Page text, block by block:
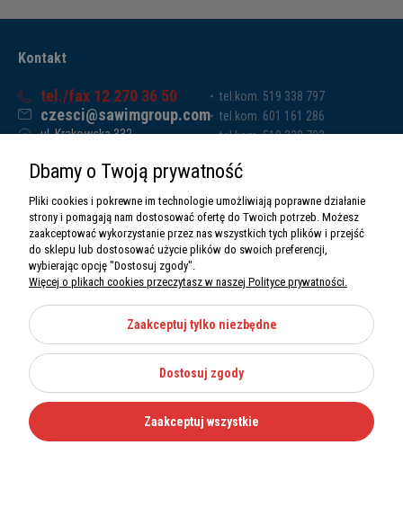
Kontakt
tel./fax 12 270 36 50
czesci@sawimgroup.com
ul. Krakowska 332,
Sawim Group Mariusz Zdyb sp. k.
NIP: 5130284470
REGON: 5246591010
tel.kom. 519 338 797
tel.kom. 601 161 286
tel.kom. 519 338 793
O nas
Informacje
Moje konto
Kategorie
Dbamy o Twoją prywatność
Pliki cookies i pokrewne im technologie umożliwiają poprawne działanie
strony i pomagają nam dostosować ofertę do Twoich potrzeb. Możesz
zaakceptować wykorzystanie przez nas wszystkich tych plików i przejść
do sklepu lub dostosować użycie plików do swoich preferencji,
wybierając opcję "Dostosuj zgody".
Więcej o plikach cookies przeczytasz w naszej Polityce prywatności.
Zaakceptuj tylko niezbędne
Dostosuj zgody
Zaakceptuj wszystkie